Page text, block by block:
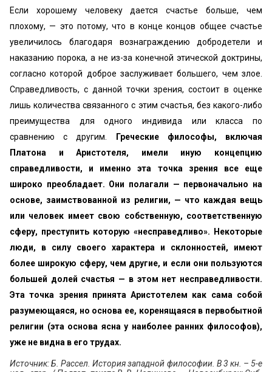
Если хорошему человеку дается счастье больше, чем
плохому, — это потому, что в конце концов общее счастье
увеличилось благодаря вознаграждению добродетели и
наказанию порока, а не из-за конечной этической доктрины,
согласно которой доброе заслуживает большего, чем злое.
Справедливость, с данной точки зрения, состоит в оценке
лишь количества связанного с этим счастья, без какого-либо
преимущества для одного индивида или класса по
сравнению с другим.
Греческие философы, включая
Платона и Аристотеля, имели иную концепцию
справедливости, и именно эта точка зрения все еще
широко преобладает. Они полагали — первоначально на
основе, заимствованной из религии, — что каждая вещь
или человек имеет свою собственную, соответственную
сферу, преступить которую «несправедливо». Некоторые
люди, в силу своего характера и склонностей, имеют
более широкую сферу, чем другие, и если они пользуются
большей долей счастья — в этом нет несправедливости.
Эта точка зрения принята Аристотелем как сама собой
разумеющаяся, но основа ее, коренящаяся в первобытной
религии (эта основа ясна у наиболее ранних философов),
уже не видна в его трудах.
Источник: Б. Рассел. История западной философии. В 3 кн. – 5-е